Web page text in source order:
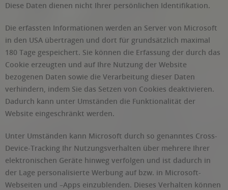
Diese Daten dienen nicht Ihrer persönlichen Identifikation.
Die erfassten Informationen werden an Server von Microsoft
in den USA übertragen und dort für grundsätzlich maximal
180 Tage gespeichert. Sie können die Erfassung der durch das
Cookie erzeugten und auf Ihre Nutzung der Website
bezogenen Daten sowie die Verarbeitung dieser Daten
verhindern, indem Sie das Setzen von Cookies deaktivieren.
Dadurch kann unter Umständen die Funktionalität der
Website eingeschränkt werden.
Unter Umständen kann Microsoft durch so genanntes Cross-
Device-Tracking Ihr Nutzungsverhalten über mehrere Ihrer
elektronischen Geräte hinweg verfolgen und ist dadurch in
der Lage personalisierte Werbung auf bzw. in Microsoft-
Webseiten und –Apps einzublenden. Dieses Verhalten können